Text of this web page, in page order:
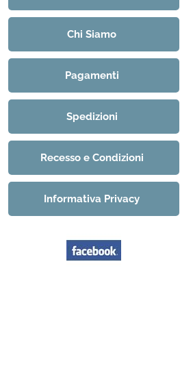
Chi Siamo
Pagamenti
Spedizioni
Recesso e Condizioni
Informativa Privacy